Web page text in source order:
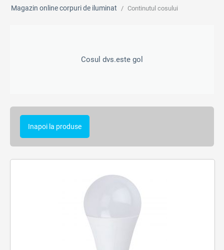
Magazin online corpuri de iluminat / Continutul cosului
Cosul dvs.este gol
Inapoi la produse